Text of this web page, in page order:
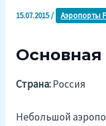
15.07.2015/ Аэропорты
Страна:Россия
Небольшой